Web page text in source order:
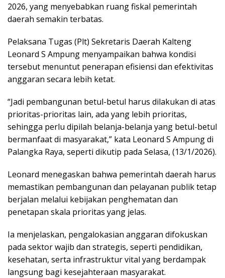
2026, yang menyebabkan ruang fiskal pemerintah
daerah semakin terbatas.
Pelaksana Tugas (Plt) Sekretaris Daerah Kalteng
Leonard S Ampung menyampaikan bahwa kondisi
tersebut menuntut penerapan efisiensi dan efektivitas
anggaran secara lebih ketat.
“Jadi pembangunan betul-betul harus dilakukan di atas
prioritas-prioritas lain, ada yang lebih prioritas,
sehingga perlu dipilah belanja-belanja yang betul-betul
bermanfaat di masyarakat,” kata Leonard S Ampung di
Palangka Raya, seperti dikutip pada Selasa, (13/1/2026).
Leonard menegaskan bahwa pemerintah daerah harus
memastikan pembangunan dan pelayanan publik tetap
berjalan melalui kebijakan penghematan dan
penetapan skala prioritas yang jelas.
Ia menjelaskan, pengalokasian anggaran difokuskan
pada sektor wajib dan strategis, seperti pendidikan,
kesehatan, serta infrastruktur vital yang berdampak
langsung bagi kesejahteraan masyarakat.